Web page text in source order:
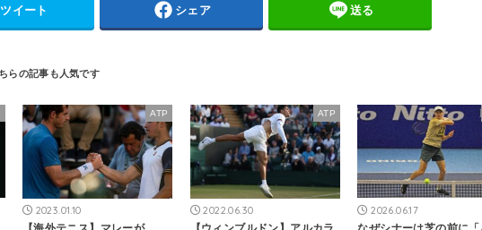
ツイート シェア 送る
ATP
2023.01.10
ATP
2022.06.30
2026.06.17